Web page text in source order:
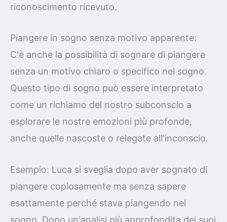
riconoscimento ricevuto.
Piangere in sogno senza motivo apparente:
C'è anche la possibilità di sognare di piangere
senza un motivo chiaro o specifico nel sogno.
Questo tipo di sogno può essere interpretato
come un richiamo del nostro subconscio a
esplorare le nostre emozioni più profonde,
anche quelle nascoste o relegate all'inconscio.
Esempio: Luca si sveglia dopo aver sognato di
piangere copiosamente ma senza sapere
esattamente perché stava piangendo nel
sogno. Dopo un'analisi più approfondita dei suoi